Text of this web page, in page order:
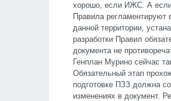
хорошо, если ИЖС. А
Правила регламентируют
данной территории,
разработки Правил
документа не
Генплан Мурино сейчас
Обязательный этап
подготовке ПЗЗ должна
изменениях в документ.